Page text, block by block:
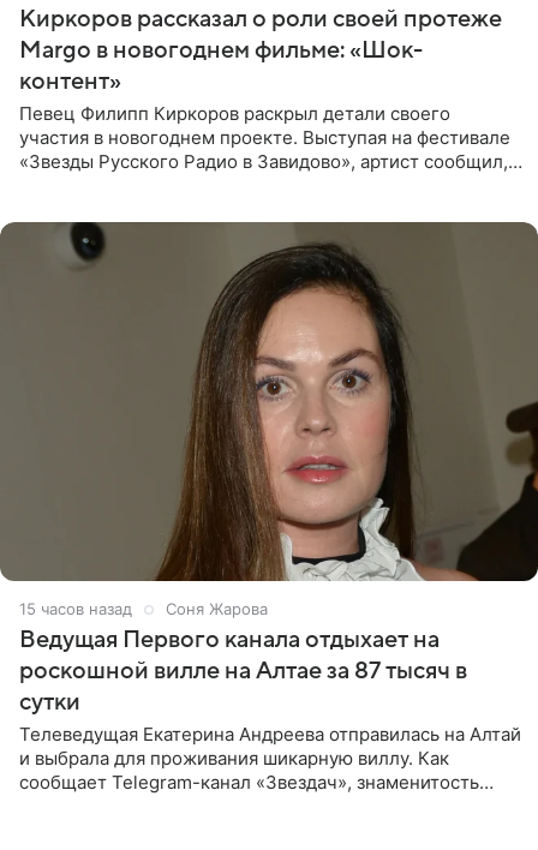
Киркоров рассказал о роли своей протеже
Margo в новогоднем фильме: «Шок-
контент»
Певец Филипп Киркоров раскрыл детали своего
участия в новогоднем проекте. Выступая на фестивале
«Звезды Русского Радио в Завидово», артист сообщил,
15 часов назад Соня Жарова
Ведущая Первого канала отдыхает на
роскошной вилле на Алтае за 87 тысяч в
сутки
Телеведущая Екатерина Андреева отправилась на Алтай
и выбрала для проживания шикарную виллу. Как
сообщает Telegram-канал «Звездач», знаменитость